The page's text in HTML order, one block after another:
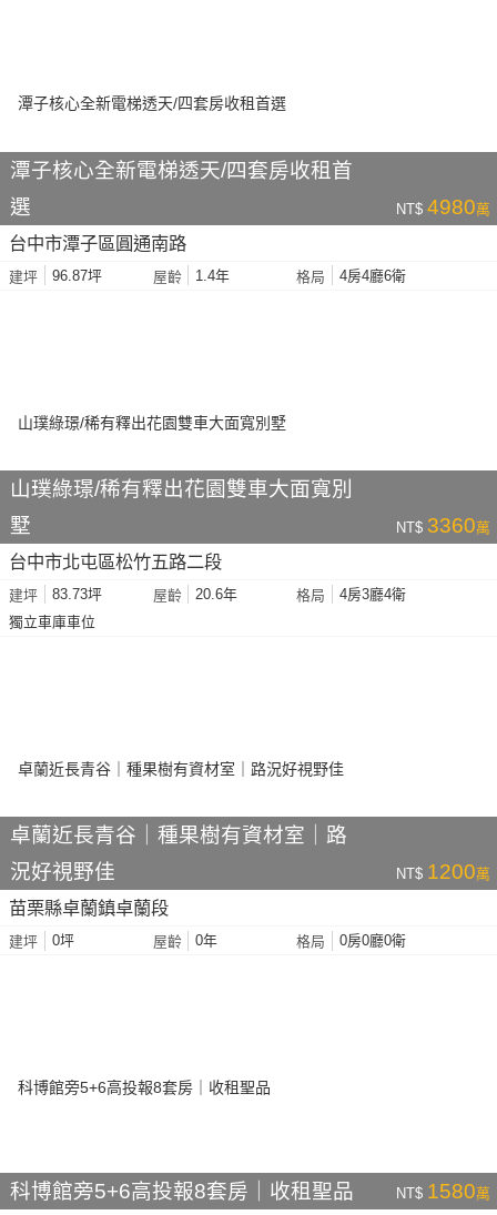
潭子核心全新電梯透天/四套房收租首
選
NT$ 4980萬
台中市潭子區圓通南路
建坪 96.87坪 屋齡 1.4年 格局 4房4廳6衛
山璞綠璟/稀有釋出花園雙車大面寬別
墅
NT$ 3360萬
台中市北屯區松竹五路二段
建坪 83.73坪 屋齡 20.6年 格局
4房3廳4衛
獨立車庫車位
卓蘭近長青谷｜種果樹有資材室｜路
況好視野佳
NT$ 1200萬
苗栗縣卓蘭鎮卓蘭段
建坪 0坪 屋齡 0年 格局 0房0廳0衛
科博館旁5+6高投報8套房｜收租聖品 NT$ 1580萬